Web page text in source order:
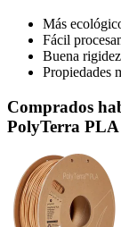
Más
Fácil
Buena rigidez
Propiedades
Comprados
PolyTerra PLA